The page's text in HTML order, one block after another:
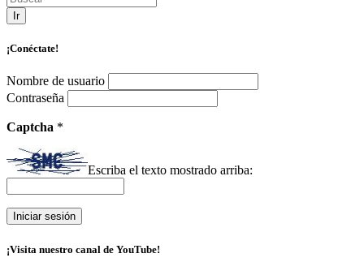
Ir
¡Conéctate!
Nombre de usuario
Contraseña
Captcha *
Escriba el texto mostrado arriba:
¡Visita nuestro canal de YouTube!